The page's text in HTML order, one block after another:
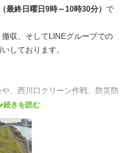
最終日曜日9時～10時30分） で
収、そしてLINEグループでの
しております。
、西川口クリーン作戦、防災防
ています。
し、その他の活動で関わってい
深められる機会となります。
です。工夫する部分などは多
続きを読む